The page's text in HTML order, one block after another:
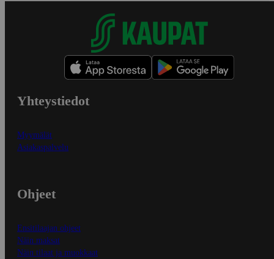
Yhteystiedot
Myymälät
Asiakaspalvelu
Ohjeet
Ensitilaajan ohjeet
Näin maksat
Näin tilaat ja muokkaat